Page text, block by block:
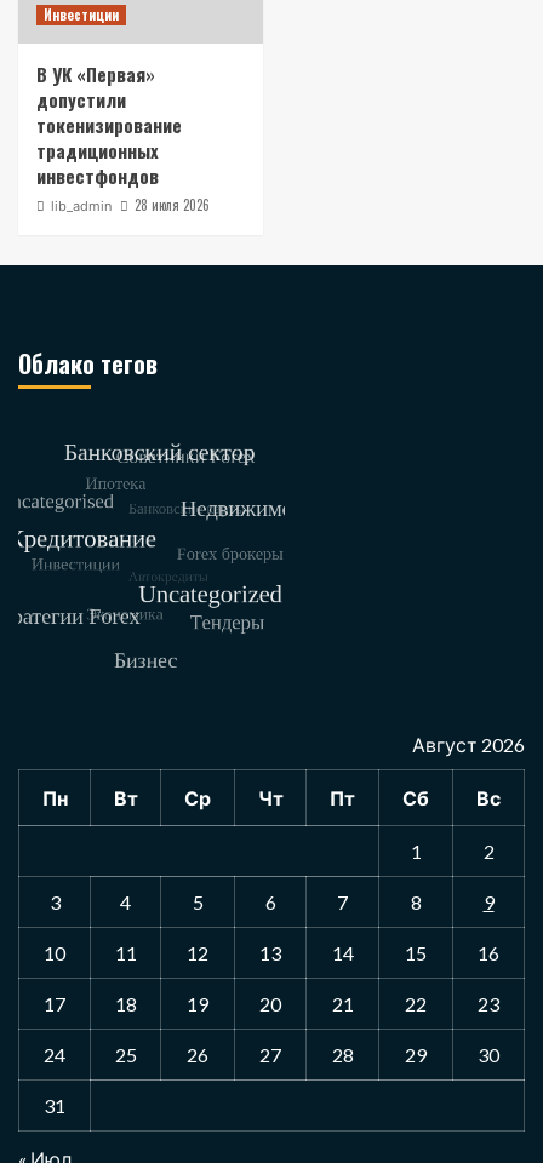
Инвестиции
В УК «Первая»
допустили
токенизирование
традиционных
инвестфондов
lib_admin 28 июля 2026
Облако тегов
Август 2026
Пн Вт Ср Чт Пт Сб Вс
1 2
3 4 5 6 7 8 9
10 11 12 13 14 15 16
17 18 19 20 21 22 23
24 25 26 27 28 29 30
31
« Июл